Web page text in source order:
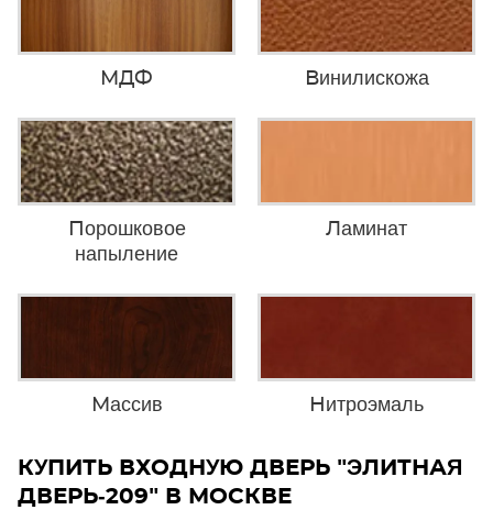
МДФ Винилискожа
Порошковое
напыление
Ламинат
Массив Нитроэмаль
КУПИТЬ ВХОДНУЮ ДВЕРЬ "ЭЛИТНАЯ
ДВЕРЬ-209" В МОСКВЕ